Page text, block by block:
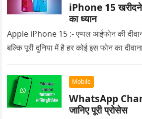
iPhone 15
का ध्यान
Apple iPhone 15 :- एप्पल आईफोन की
बल्कि पूरी दुनिया में है हर कोई इस फोन का
Mobile
WhatsApp
जानिए पूरी प्रोसेस